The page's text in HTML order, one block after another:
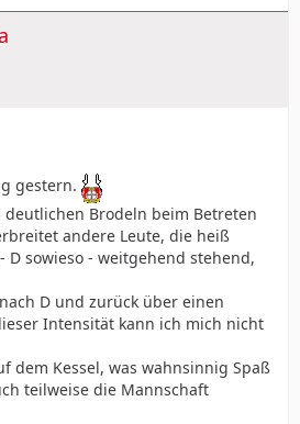
gestern.
Brodeln beim Betreten
andere Leute, die heiß
D sowieso - weitgehend stehend,
D und zurück über einen
Intensität kann ich mich nicht
dem Kessel, was wahnsinnig Spaß
teilweise die Mannschaft